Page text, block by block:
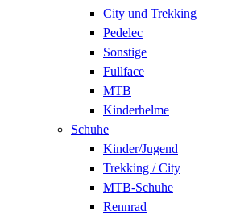
City und Trekking
Pedelec
Sonstige
Fullface
MTB
Kinderhelme
Schuhe
Kinder/Jugend
Trekking / City
MTB-Schuhe
Rennrad